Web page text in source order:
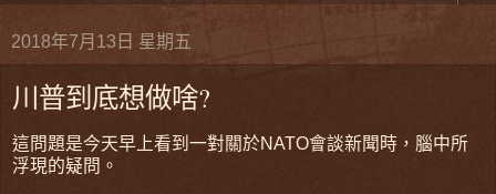
2018年7月13日 星期五
川普到底想做啥?
這問題是今天早上看到一對關於NATO會談新聞時，腦中所
浮現的疑問。